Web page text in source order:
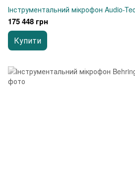
Інструментальний мікрофон Audio-
175 448 грн
Купити